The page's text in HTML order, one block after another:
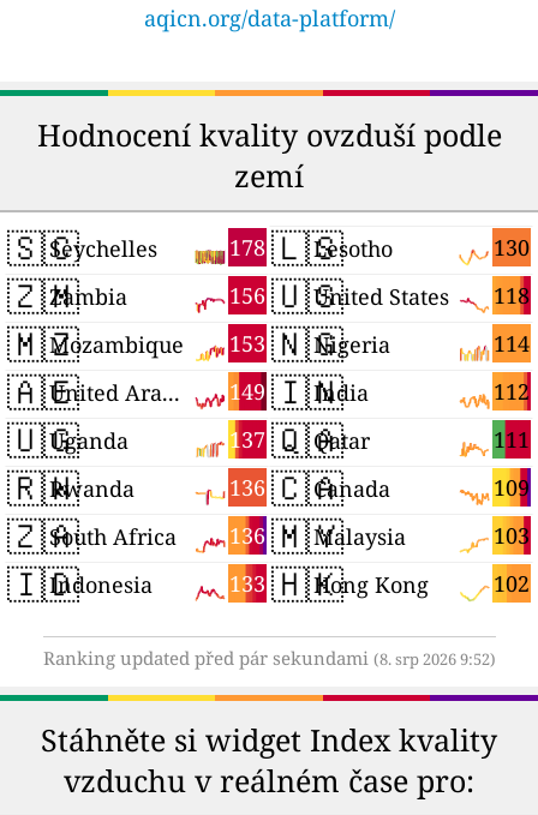
aqicn.org/data-platform/
Hodnocení kvality ovzduší podle
zemí
🇸🇨 178
Seychelles
🇿🇲 156
Zambia
🇲🇿 153
Mozambique
🇦🇪 149
United Arab Emirates
🇺🇬 137
Uganda
🇷🇼 136
Rwanda
🇿🇦 136
South Africa
🇮🇩 133
Indonesia
🇱🇸 130
Lesotho
🇺🇸 118
United States
🇳🇬 114
Nigeria
🇮🇳 112
India
🇶🇦 111
Qatar
🇨🇦 109
Canada
🇲🇾 103
Malaysia
🇭🇰 102
Hong Kong
Ranking updated před pár sekundami (8. srp 2026 9:52)
Stáhněte si widget Index kvality
vzduchu v reálném čase pro: